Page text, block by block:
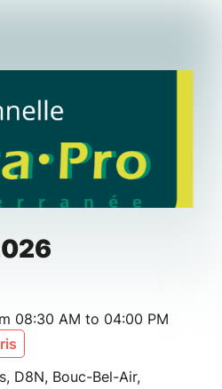
08:30 AM to 04:00 PM
D8N, Bouc-Bel-Air,